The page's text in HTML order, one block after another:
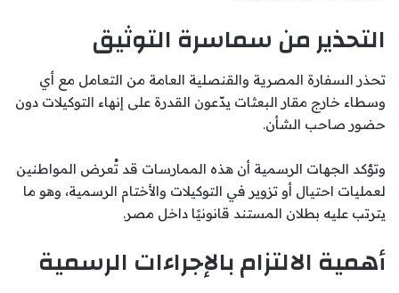
التحذير من سماسرة التوثيق
تحذر السفارة المصرية والقنصلية العامة من التعامل مع أي
وسطاء خارج مقار البعثات يدّعون القدرة على إنهاء التوكيلات دون
حضور صاحب الشأن.
وتؤكد الجهات الرسمية أن هذه الممارسات قد تُعرض المواطنين
لعمليات احتيال أو تزوير في التوكيلات والأختام الرسمية، وهو ما
يترتب عليه بطلان المستند قانونيًا داخل مصر.
أهمية الالتزام بالإجراءات الرسمية